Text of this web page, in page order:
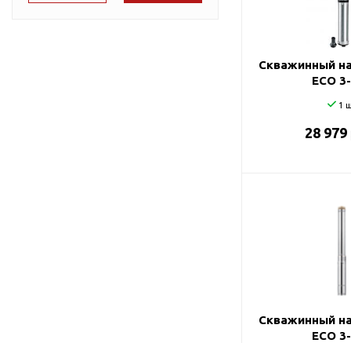
Подшипники
Джилекс
Скважинный
ECO
1
28 979
Скважинный
ECO